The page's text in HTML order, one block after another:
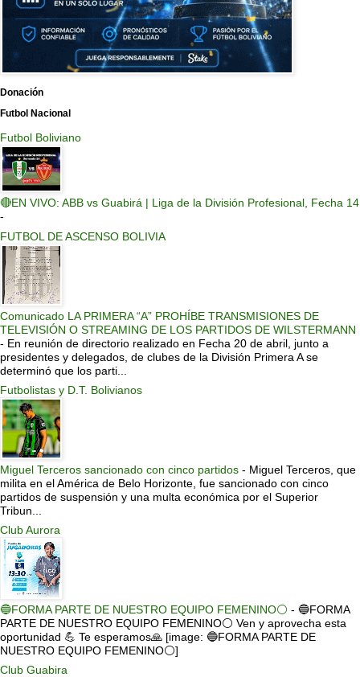
Donación
Futbol Nacional
Futbol Boliviano
🔴EN VIVO: ABB vs Guabirá | Liga de la División Profesional, Fecha 14
-
FUTBOL DE ASCENSO BOLIVIA
Comunicado LA PRIMERA “A” PROHÍBE TRANSMISIONES DE
TELEVISIÓN O STREAMING DE LOS PARTIDOS DE WILSTERMANN
- En reunión de directorio realizado en Fecha 20 de abril, junto a
presidentes y delegados, de clubes de la División Primera A se
determinó que los parti...
Futbolistas y D.T. Bolivianos
Miguel Terceros sancionado con cinco partidos - Miguel Terceros, que
milita en el América de Belo Horizonte, fue sancionado con cinco
partidos de suspensión y una multa económica por el Superior
Tribun...
Club Aurora
🔵FORMA PARTE DE NUESTRO EQUIPO FEMENINO⚪ - 🔵FORMA
PARTE DE NUESTRO EQUIPO FEMENINO⚪ Ven y aprovecha esta
oportunidad 💪 Te esperamos🙏 [image: 🔵FORMA PARTE DE
NUESTRO EQUIPO FEMENINO⚪]
Club Guabira